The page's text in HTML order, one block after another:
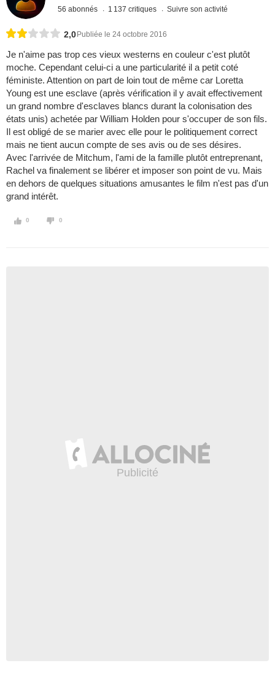
56 abonnés 1 137 critiques Suivre son activité
2,0 Publiée le 24 octobre 2016
Je n'aime pas trop ces vieux westerns en couleur c'est plutôt
moche. Cependant celui-ci a une particularité il a petit coté
féministe. Attention on part de loin tout de même car Loretta
Young est une esclave (après vérification il y avait effectivement
un grand nombre d'esclaves blancs durant la colonisation des
états unis) achetée par William Holden pour s'occuper de son fils.
Il est obligé de se marier avec elle pour le politiquement correct
mais ne tient aucun compte de ses avis ou de ses désires.
Avec l'arrivée de Mitchum, l'ami de la famille plutôt entreprenant,
Rachel va finalement se libérer et imposer son point de vu. Mais
en dehors de quelques situations amusantes le film n'est pas d'un
grand intérêt.
0 0